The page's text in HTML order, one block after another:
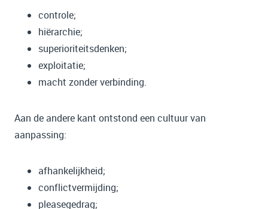
controle;
hiërarchie;
superioriteitsdenken;
exploitatie;
macht zonder verbinding.
Aan de andere kant ontstond een cultuur van
aanpassing:
afhankelijkheid;
conflictvermijding;
pleasegedrag;